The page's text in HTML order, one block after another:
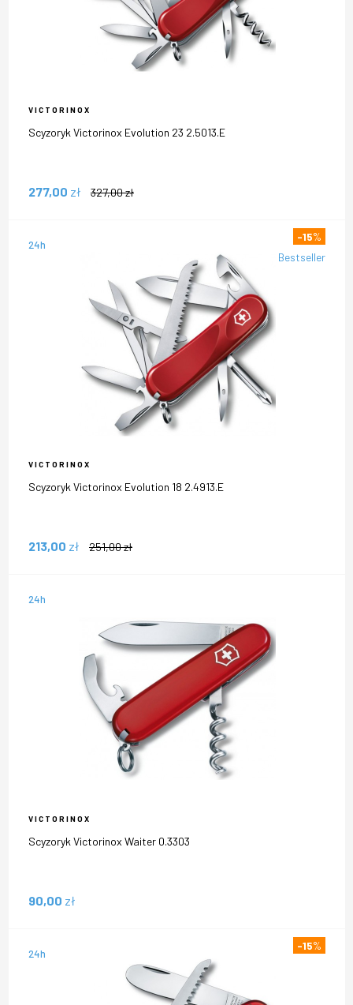
VICTORINOX
Scyzoryk Victorinox Evolution 23 2.5013.E
277,00 zł 327,00zł
24h
-15%
Bestseller
VICTORINOX
Scyzoryk Victorinox Evolution 18 2.4913.E
213,00 zł 251,00zł
24h
VICTORINOX
Scyzoryk Victorinox Waiter 0.3303
90,00 zł
24h
-15%